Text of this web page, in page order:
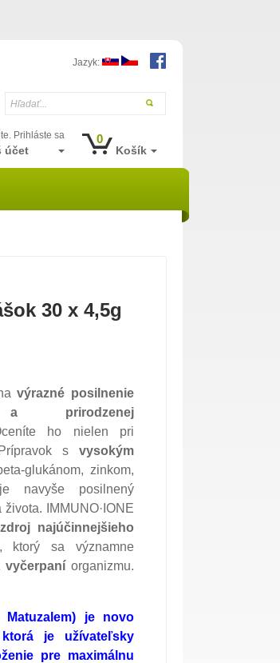
Jazyk:
Hľadať...
0
Košík
Prihláste sa
účet
30 x 4,5g
výrazné posilnenie
prirodzenej
ho nielen pri
s vysokým
glukánom, zinkom,
navyše posilnený
IMMUNO·IONE
zdroj najúčinnejšieho
ktorý sa významne
vyčerpaní organizmu.
je novo
je užívateľsky
pre maximálnu